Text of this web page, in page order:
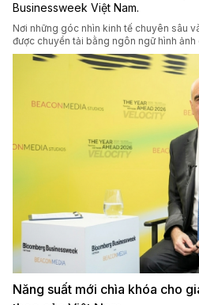
Businessweek Việt Nam.
Nơi những góc nhìn kinh tế chuyên sâu
được chuyển tải bằng ngôn ngữ hình ảnh
Năng suất mới chìa khóa cho